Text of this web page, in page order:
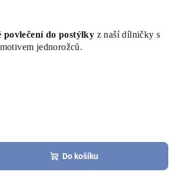
povlečení do postýlky z naší dílničky s
motivem jednorožců.
Do košíku